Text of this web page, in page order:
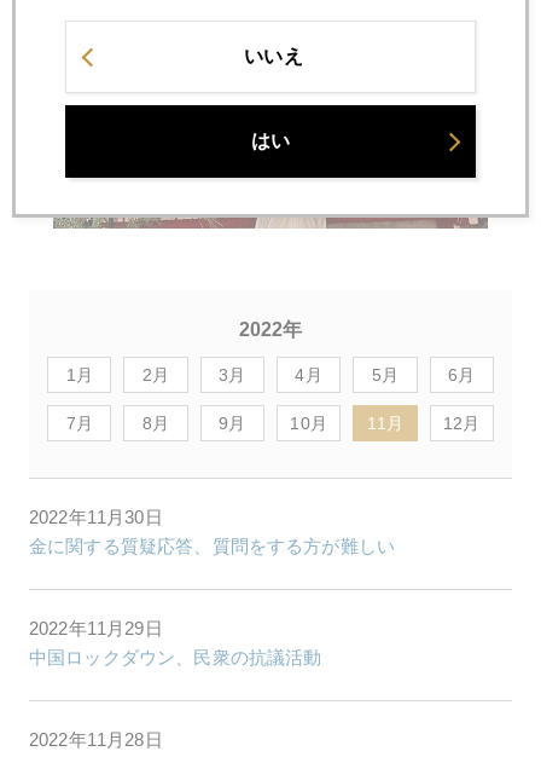
2022年
1月 2月 3月 4月 5月 6月
7月 8月 9月 10月 11月 12月
2022年11月30日
金に関する質疑応答、質問をする方が難しい
2022年11月29日
中国ロックダウン、民衆の抗議活動
2022年11月28日
いいえ
はい